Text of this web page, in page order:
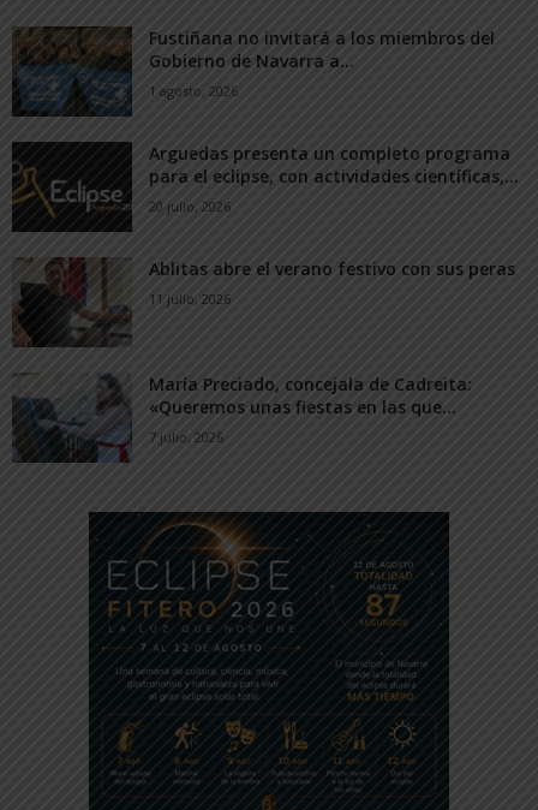
Fustiñana no invitará a los miembros del
Gobierno de Navarra a...
1 agosto, 2026
Arguedas presenta un completo programa
para el eclipse, con actividades científicas,...
20 julio, 2026
Ablitas abre el verano festivo con sus peras
11 julio, 2026
María Preciado, concejala de Cadreita:
«Queremos unas fiestas en las que...
7 julio, 2026